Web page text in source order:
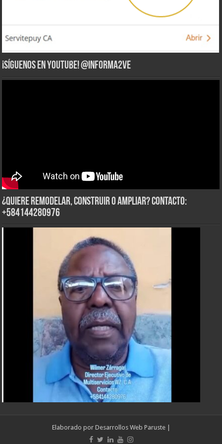
¡Síguenos en YouTube! @informa2ve
¿Quiere Remodelar, Construir o Ampliar? Contacto:
+584144280976
Elaborado por Desarrollos Web Paruste|